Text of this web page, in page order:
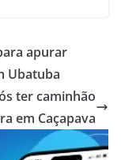
apurar
Ubatuba
ter caminhão
em Caçapava